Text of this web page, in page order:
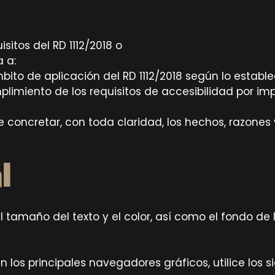
del RD 1112/2018 o
a:
de aplicación del RD 1112/2018 según lo
de los requisitos de accesibilidad por
concretar, con toda claridad, los hechos,
del texto y el color, así como el fondo
principales navegadores gráficos, utilice los